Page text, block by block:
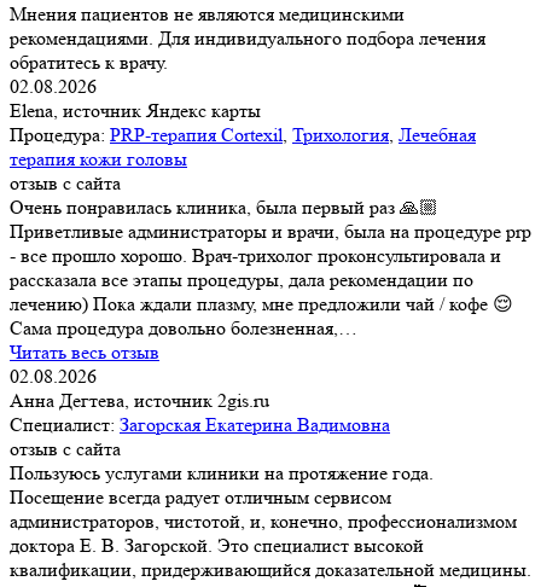
Мнения пациентов не являются медицинскими
рекомендациями. Для индивидуального подбора лечения
обратитесь к врачу.
02.08.2026
Elena, источник Яндекс карты
Процедура: PRP-терапия Cortexil Трихология Лечебная
терапия кожи головы
отзыв с сайта
Очень понравилась клиника, была первый раз 🙏🏼
Приветливые администраторы и врачи, была на процедуре prp
- все прошло хорошо. Врач-трихолог проконсультировала и
рассказала все этапы процедуры, дала рекомендации по
лечению) Пока ждали плазму, мне предложили чай / кофе 😌
Сама процедура довольно болезненная,…
Читать весь отзыв
02.08.2026
Анна Дегтева, источник 2gis.ru
Специалист: Загорская Екатерина Вадимовна
отзыв с сайта
Пользуюсь услугами клиники на протяжение года.
Посещение всегда радует отличным сервисом
администраторов, чистотой, и, конечно, профессионализмом
доктора Е. В. Загорской. Это специалист высокой
квалификации, придерживающийся доказательной медицины.